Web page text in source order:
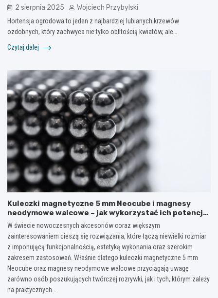
2 sierpnia 2025 Wojciech Przybylski
Hortensja ogrodowa to jeden z najbardziej lubianych krzewów
ozdobnych, który zachwyca nie tylko obfitością kwiatów, ale…
Czytaj dalej
Kuleczki magnetyczne 5 mm Neocube i magnesy
neodymowe walcowe – jak wykorzystać ich potencjał
w kreatywnych i praktycznych zastosowaniach?
W świecie nowoczesnych akcesoriów coraz większym
zainteresowaniem cieszą się rozwiązania, które łączą niewielki rozmiar
z imponującą funkcjonalnością, estetyką wykonania oraz szerokim
zakresem zastosowań. Właśnie dlatego kuleczki magnetyczne 5 mm
Neocube oraz magnesy neodymowe walcowe przyciągają uwagę
zarówno osób poszukujących twórczej rozrywki, jak i tych, którym zależy
na praktycznych…